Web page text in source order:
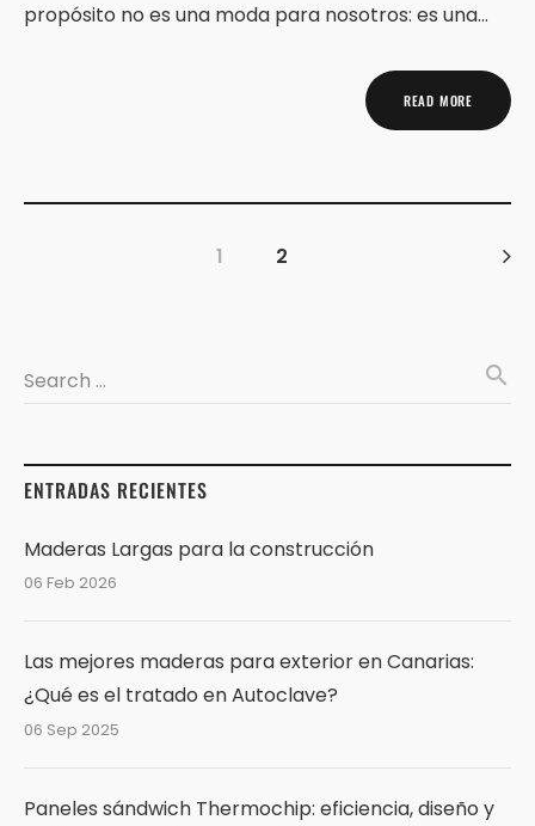
propósito no es una moda para nosotros: es una…
READ MORE
1 2
Search … search
ENTRADAS RECIENTES
Maderas Largas para la construcción
06 Feb 2026
Las mejores maderas para exterior en Canarias:
¿Qué es el tratado en Autoclave?
06 Sep 2025
Paneles sándwich Thermochip: eficiencia, diseño y